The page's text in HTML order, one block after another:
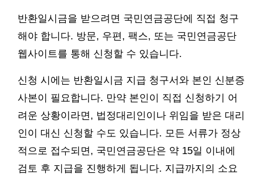
반환일시금을 받으려면 국민연금공단에 직접 청구
해야 합니다. 방문, 우편, 팩스, 또는 국민연금공단
웹사이트를 통해 신청할 수 있습니다.
신청 시에는 반환일시금 지급 청구서와 본인 신분증
사본이 필요합니다. 만약 본인이 직접 신청하기 어
려운 상황이라면, 법정대리인이나 위임을 받은 대리
인이 대신 신청할 수도 있습니다. 모든 서류가 정상
적으로 접수되면, 국민연금공단은 약 15일 이내에
검토 후 지급을 진행하게 됩니다. 지급까지의 소요